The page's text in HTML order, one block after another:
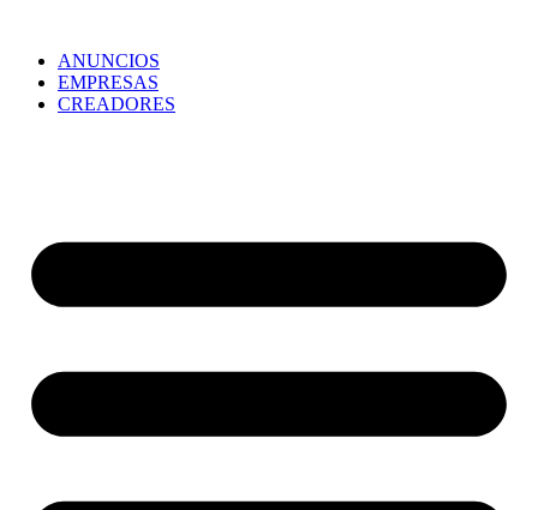
ANUNCIOS
EMPRESAS
CREADORES